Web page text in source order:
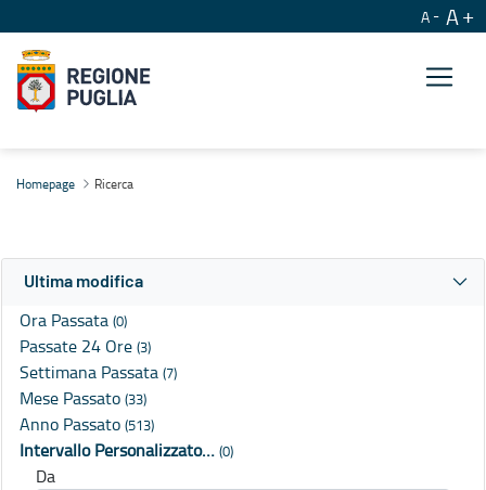
A A
Homepage Ricerca
Ultima modifica
Ora Passata (0)
Passate 24 Ore (3)
Settimana Passata (7)
Mese Passato (33)
Anno Passato (513)
Intervallo Personalizzato… (0)
Da